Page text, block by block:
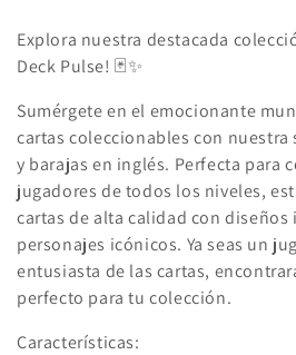
l
l
e
c
t
i
o
Explora nuestra destacada
Deck Pulse! 🃏✨
Sumérgete en el emocionante
cartas coleccionables con nuestra
y barajas en inglés. Perfecta para
jugadores de todos los niveles,
cartas de alta calidad con
personajes icónicos. Ya seas un
entusiasta de las cartas,
perfecto para tu colección.
Características: